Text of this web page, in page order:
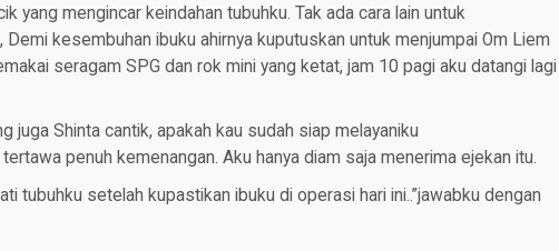
yang mengincar keindahan tubuhku. Tak ada cara lain untuk
kesembuhan ibuku ahirnya kuputuskan untuk menjumpai Om Liem
seragam SPG dan rok mini yang ketat, jam 10 pagi aku datangi lagi
juga Shinta cantik, apakah kau sudah siap melayaniku
tertawa penuh kemenangan. Aku hanya diam saja menerima ejekan itu.
tubuhku setelah kupastikan ibuku di operasi hari ini..”jawabku dengan